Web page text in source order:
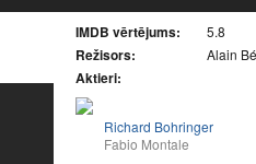
IMDB vērtējums: 5.8
Režisors: Alain
Aktieri:
Richard Bohringer
Fabio Montale